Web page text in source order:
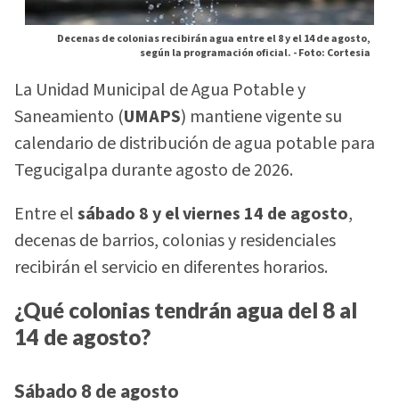
Decenas de colonias recibirán agua entre el 8 y el 14 de agosto,
según la programación oficial. -Foto: Cortesia
La Unidad Municipal de Agua Potable y
Saneamiento (UMAPS) mantiene vigente su
calendario de distribución de agua potable para
Tegucigalpa durante agosto de 2026.
Entre elsábado 8 y el viernes 14 de agosto,
decenas de barrios, colonias y residenciales
recibirán el servicio en diferentes horarios.
¿Qué colonias tendrán agua del 8 al
14 de agosto?
Sábado 8 de agosto